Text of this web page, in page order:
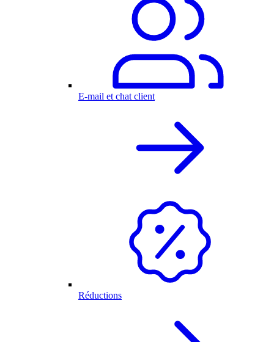
E-mail et chat client
Réductions